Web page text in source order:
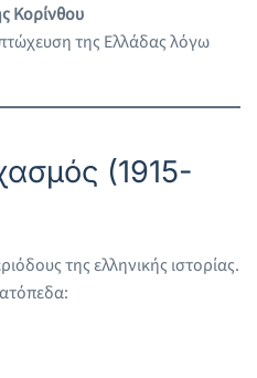
Κορίνθου
της Ελλάδας λόγω
(1915-
της ελληνικής ιστορίας.